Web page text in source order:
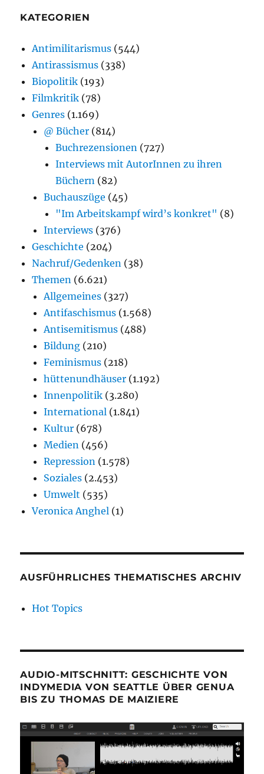
KATEGORIEN
Antimilitarismus (544)
Antirassismus (338)
Biopolitik (193)
Filmkritik (78)
Genres (1.169)
@ Bücher (814)
Buchrezensionen (727)
Interviews mit AutorInnen zu ihren
Büchern (82)
Buchauszüge (45)
"Im Arbeitskampf wird’s konkret" (8)
Interviews (376)
Geschichte (204)
Nachruf/Gedenken (38)
Themen (6.621)
Allgemeines (327)
Antifaschismus (1.568)
Antisemitismus (488)
Bildung (210)
Feminismus (218)
hüttenundhäuser (1.192)
Innenpolitik (3.280)
International (1.841)
Kultur (678)
Medien (456)
Repression (1.578)
Soziales (2.453)
Umwelt (535)
Veronica Anghel (1)
AUSFÜHRLICHES THEMATISCHES ARCHIV
Hot Topics
AUDIO-MITSCHNITT: GESCHICHTE VON
INDYMEDIA VON SEATTLE ÜBER GENUA
BIS ZU THOMAS DE MAIZIERE